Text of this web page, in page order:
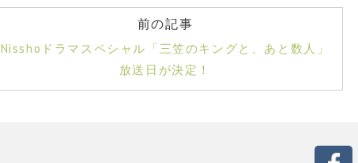
前の記事
Nisshoドラマスペシャル「三笠のキングと、あと数人」
放送日が決定！